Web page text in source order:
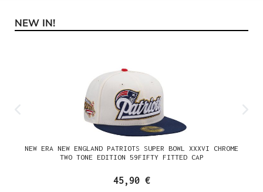
Produktgalerie überspringen
NEW IN!
NEW ERA NEW ENGLAND PATRIOTS SUPER BOWL XXXVI CHROME
TWO TONE EDITION 59FIFTY FITTED CAP
45,90 €